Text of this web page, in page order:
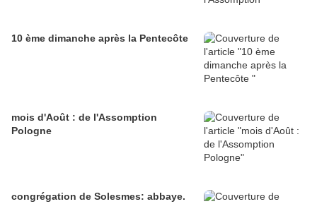
10 ème dimanche après la Pentecôte
mois d'Août : de l'Assomption
Pologne
congrégation de Solesmes: abbaye.